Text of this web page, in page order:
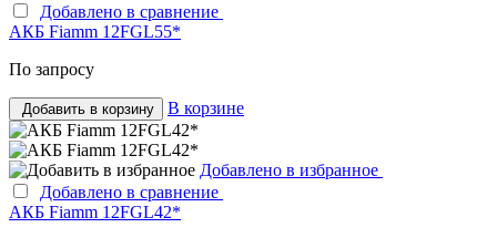
Добавлено в сравнение
АКБ Fiamm 12FGL55*
По запросу
Добавить в корзину В корзине
Добавлено в избранное
Добавлено в сравнение
АКБ Fiamm 12FGL42*